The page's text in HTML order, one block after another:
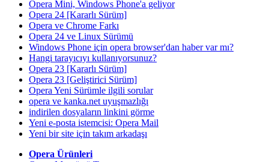
Opera Mini, Windows Phone'a geliyor
Opera 24 [Kararlı Sürüm]
Opera ve Chrome Farkı
Opera 24 ve Linux Sürümü
Windows Phone için opera browser'dan haber var mı?
Hangi tarayıcıyı kullanıyorsunuz?
Opera 23 [Kararlı Sürüm]
Opera 23 [Geliştirici Sürüm]
Opera Yeni Sürümle ilgili sorular
opera ve kanka.net uyuşmazlığı
indirilen dosyaların linkini görme
Yeni e-posta istemcisi: Opera Mail
Yeni bir site için takım arkadaşı
Opera Ürünleri